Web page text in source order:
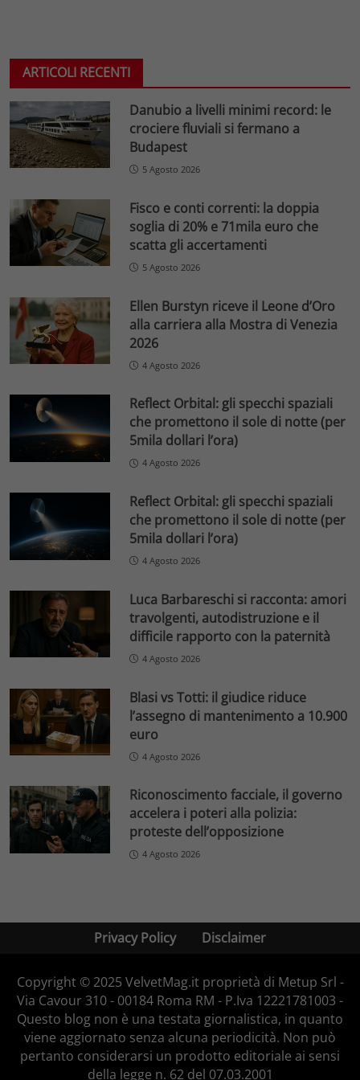
ARTICOLI RECENTI
Danubio a livelli minimi record: le
crociere fluviali si fermano a
Budapest
5 Agosto 2026
Fisco e conti correnti: la doppia
soglia di 20% e 71mila euro che
scatta gli accertamenti
5 Agosto 2026
Ellen Burstyn riceve il Leone d’Oro
alla carriera alla Mostra di Venezia
2026
4 Agosto 2026
Reflect Orbital: gli specchi spaziali
che promettono il sole di notte (per
5mila dollari l’ora)
4 Agosto 2026
Reflect Orbital: gli specchi spaziali
che promettono il sole di notte (per
5mila dollari l’ora)
4 Agosto 2026
Luca Barbareschi si racconta: amori
travolgenti, autodistruzione e il
difficile rapporto con la paternità
4 Agosto 2026
Blasi vs Totti: il giudice riduce
l’assegno di mantenimento a 10.900
euro
4 Agosto 2026
Riconoscimento facciale, il governo
accelera i poteri alla polizia:
proteste dell’opposizione
4 Agosto 2026
Privacy Policy Disclaimer
Copyright © 2025 VelvetMag.it proprietà di Metup Srl -
Via Cavour 310 - 00184 Roma RM - P.Iva 12221781003 -
Questo blog non è una testata giornalistica, in quanto
viene aggiornato senza alcuna periodicità. Non può
pertanto considerarsi un prodotto editoriale ai sensi
della legge n. 62 del 07.03.2001